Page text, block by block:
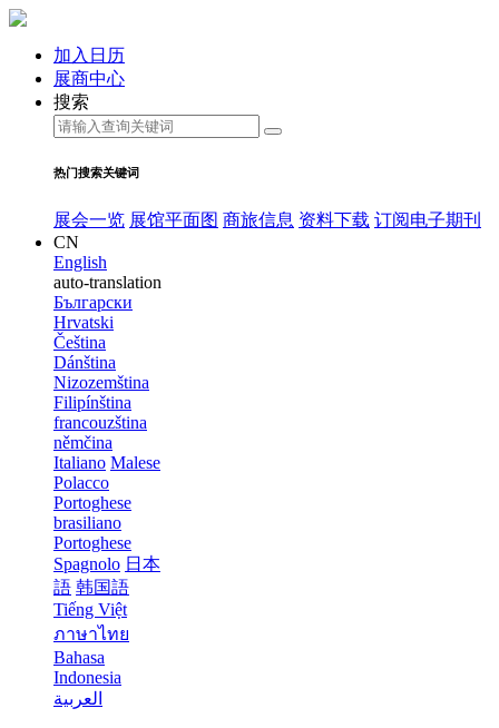
加入日历
展商中心
搜索
热门搜索关键词
展会一览 展馆平面图 商旅信息 资料下载 订阅电子期刊
CN
English
auto-translation
Български
Hrvatski
Čeština
Dánština
Nizozemština
Filipínština
francouzština
němčina
Italiano Malese
Polacco
Portoghese
brasiliano
Portoghese
Spagnolo 日本
語 韩国語
Tiếng Việt
ภาษาไทย
Bahasa
Indonesia
العربية